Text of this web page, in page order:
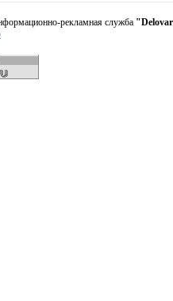
рекламная служба